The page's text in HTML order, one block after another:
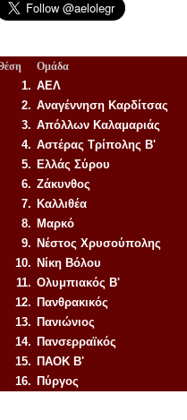
Ομάδα
1. ΑΕΛ
2. Αναγέννηση Καρδίτσας
3. Απόλλων Καλαμαριάς
4. Αστέρας Τρίπολης Β'
5. Ελλάς Σύρου
6. Ζάκυνθος
7. Καλλιθέα
8. Μαρκό
9. Νέστος Χρυσούπολης
10. Νίκη Βόλου
11. Ολυμπιακός Β'
12. Πανθρακικός
13. Πανιώνιος
14. Πανσερραϊκός
15. ΠΑΟΚ Β'
16. Πύργος